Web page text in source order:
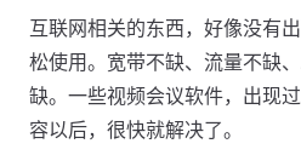
互联网相关的东西，好像没有
松使用。宽带不缺、流量不缺
缺。一些视频会议软件，出现
容以后，很快就解决了。